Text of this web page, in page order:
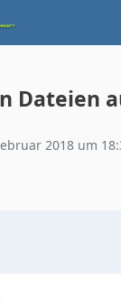
Dateien
2018 um